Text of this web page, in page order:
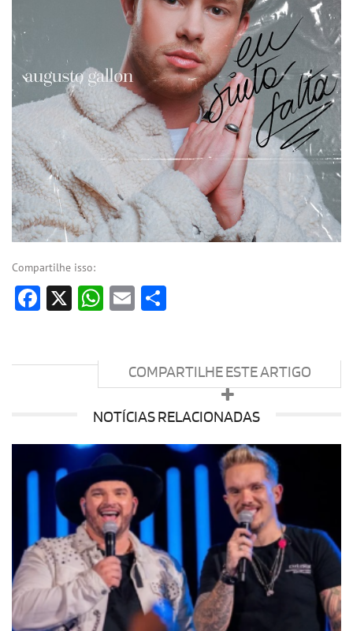
Compartilhe isso:
Facebook
X WhatsApp
Email
COMPARTILHE ESTE ARTIGO
NOTÍCIAS RELACIONADAS